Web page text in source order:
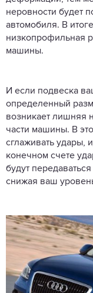
неровности будет
автомобиля. В
низкопрофильная
машины.
И если подвеска
определенный
возникает лишняя
части машины. В
сглаживать удары,
конечном счете
будут
снижая ваш